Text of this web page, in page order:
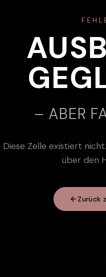
– ABER
Diese Zelle existiert
über den
Zurück